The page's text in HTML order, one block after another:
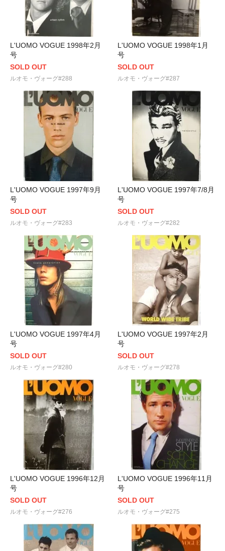
L'UOMO VOGUE 1998年2月
号
SOLD OUT
ルオモ・ヴォーグ#288
L'UOMO VOGUE 1998年1月
号
SOLD OUT
ルオモ・ヴォーグ#287
L'UOMO VOGUE 1997年9月
号
SOLD OUT
ルオモ・ヴォーグ#283
L'UOMO VOGUE 1997年7/8月
号
SOLD OUT
ルオモ・ヴォーグ#282
L'UOMO VOGUE 1997年4月
号
SOLD OUT
ルオモ・ヴォーグ#280
L'UOMO VOGUE 1997年2月
号
SOLD OUT
ルオモ・ヴォーグ#278
L'UOMO VOGUE 1996年12月
号
SOLD OUT
ルオモ・ヴォーグ#276
L'UOMO VOGUE 1996年11月
号
SOLD OUT
ルオモ・ヴォーグ#275